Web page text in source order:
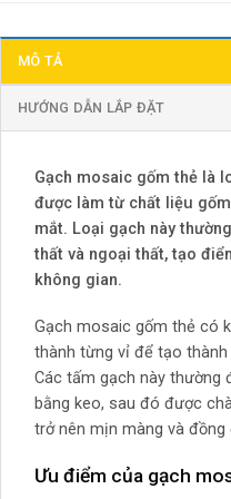
MÔ TẢ
HƯỚNG DẪN LẮP ĐẶT
Gạch mosaic gốm thẻ là
được làm từ chất liệu
mắt. Loại gạch này
thất và ngoại thất, tạo
không gian.
Gạch mosaic gốm thẻ có
thành từng vỉ để tạo
Các tấm gạch này thường
bằng keo, sau đó được
trở nên mịn màng và đồng
Ưu điểm của gạch